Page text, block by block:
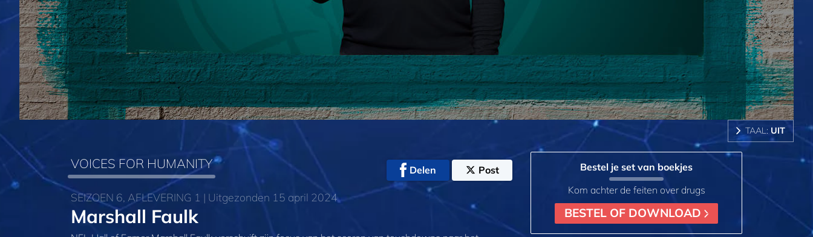
TAAL: UIT
VOICES FOR HUMANITY Delen Post
SEIZOEN 6, AFLEVERING 1 | Uitgezonden 15 april 2024
Marshall Faulk
Bestel je set van boekjes
Kom achter de feiten over drugs
BESTEL OF DOWNLOAD